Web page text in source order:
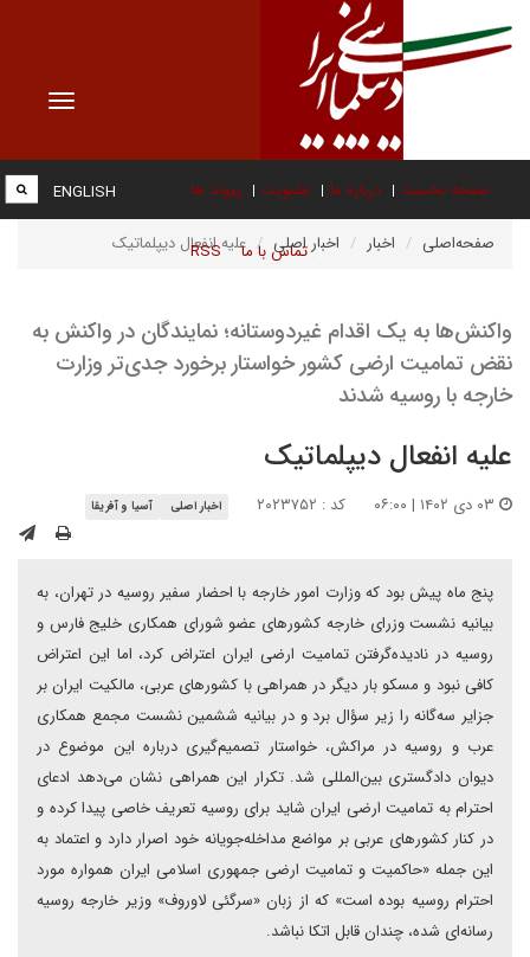
Toggle
صفحه نخست درباره ما عضویت پیوند ها
تماس با ما RSS
ENGLISH
صفحه‌اصلی اخبار اخبار اصلی علیه انفعال دیپلماتیک
واکنش‌ها به یک اقدام غیردوستانه؛ نمایندگان در واکنش به
نقض تمامیت ارضی کشور خواستار برخورد جدی‌تر وزارت
خارجه با روسیه شدند
علیه انفعال دیپلماتیک
کد : ۲۰۲۳۷۵۲ اخبار اصلی آسیا و آفریقا
پنج ماه پیش بود که وزارت امور خارجه با احضار سفیر روسیه در تهران، به
بیانیه نشست وزرای خارجه کشورهای عضو شورای همکاری خلیج‌ فارس و
روسیه در نادیده‌گرفتن تمامیت ارضی ایران اعتراض کرد، اما این اعتراض
کافی نبود و مسکو بار دیگر در همراهی با کشورهای عربی، مالکیت ایران بر
جزایر سه‌گانه را زیر سؤال برد و در بیانیه ششمین نشست مجمع همکاری
عرب و روسیه در مراکش، خواستار تصمیم‌گیری درباره این موضوع در
دیوان دادگستری بین‌المللی شد. تکرار این همراهی نشان می‌دهد ادعای
احترام به تمامیت ارضی ایران شاید برای روسیه تعریف خاصی پیدا کرده و
در کنار کشورهای عربی بر مواضع مداخله‌جویانه خود اصرار دارد و اعتماد به
این جمله «حاکمیت و تمامیت ارضی جمهوری اسلامی ایران همواره مورد
احترام روسیه بوده است» که از زبان «سرگئی لاوروف» وزیر خارجه روسیه
رسانه‌ای شده، چندان قابل اتکا نباشد.‌